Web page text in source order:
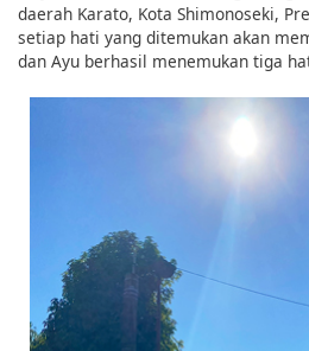
daerah Karato, Kota Shimonoseki,
setiap hati yang ditemukan akan
dan Ayu berhasil menemukan tiga